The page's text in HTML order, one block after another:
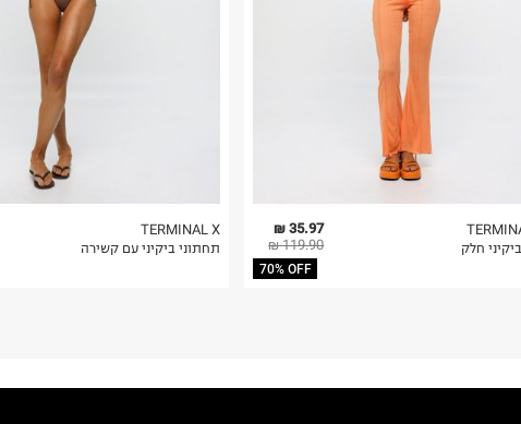
בלבד. לא ניתן
TERMINAL X
תחתוני ביקיני עם קשירה
35.97 ₪
119.90 ₪
70% OFF
חלק